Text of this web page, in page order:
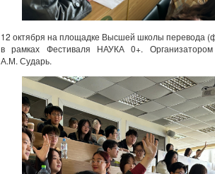
12 октября на площадке Высшей школы перевода
в рамках Фестиваля НАУКА 0+.
А.М. Сударь.